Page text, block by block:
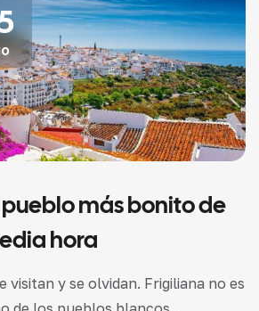
más bonito de
hora
visitan y se olvidan. Frigiliana no es